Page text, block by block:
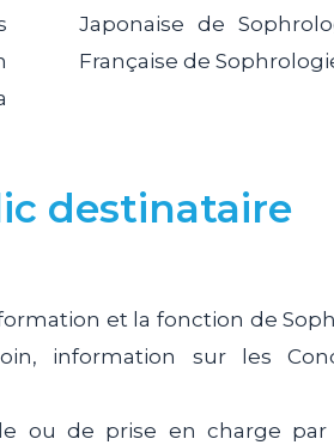
Japonaise de
Française de
destinataire
et la fonction de
, information sur les
ou de prise en charge